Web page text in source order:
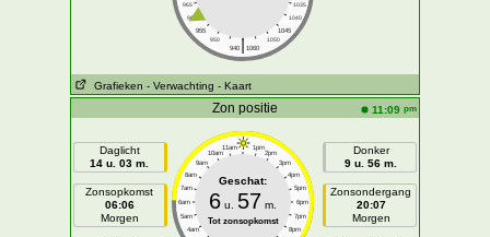
965
1035
960
1040
955
1045
950
1050
|
940 1060
Grafieken - Verwachting - Kaart
Zon positie 11:09 pm
Daglicht
14 u. 03 m.
Zonsopkomst
06:06
Morgen
11am 1pm
10am 2pm
9am 3pm
8am 4pm
7am 5pm
6am 6pm
5am 7pm
4am 8pm
Geschat:
6 u. 57 m.
Tot zonsopkomst
Donker
9 u. 56 m.
Zonsondergang
20:07
Morgen